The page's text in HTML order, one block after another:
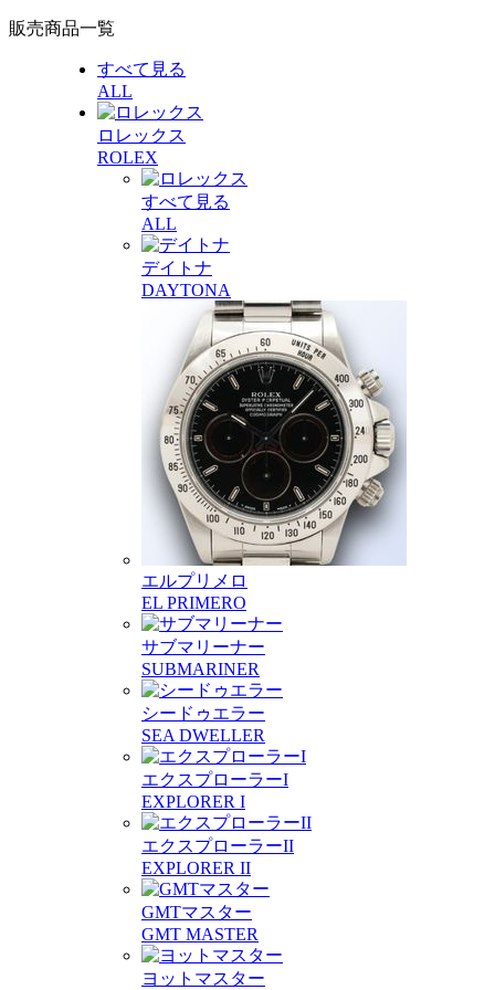
販売商品一覧
すべて見る
ALL
ロレックス
ROLEX
すべて見る
ALL
デイトナ
DAYTONA
エルプリメロ
EL PRIMERO
サブマリーナー
SUBMARINER
シードゥエラー
SEA DWELLER
エクスプローラーI
EXPLORER I
エクスプローラーII
EXPLORER II
GMTマスター
GMT MASTER
ヨットマスター